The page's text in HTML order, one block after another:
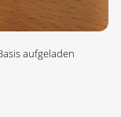
aufgeladen